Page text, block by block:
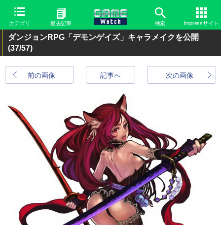
カテゴリ 過去記事 検索 Impressサイト
ダンジョンRPG「デモンゲイズ」キャラメイクを公開
(37/57)
前の画像 次の画像
記事へ